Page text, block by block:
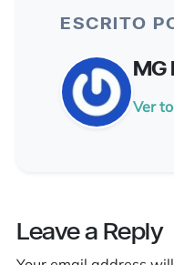
ESCRITO
MG
Ver
Leave a Reply